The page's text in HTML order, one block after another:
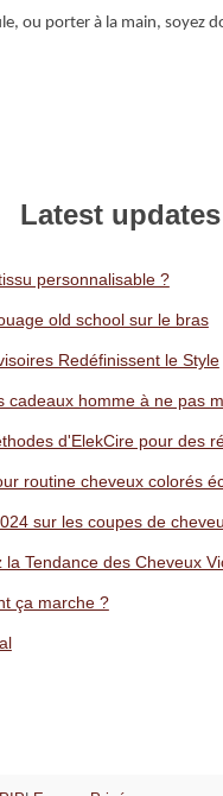
ou porter à la main, soyez
Latest updates
personnalisable ?
old school sur le bras
Redéfinissent le Style
cadeaux homme à ne pas
d'ElekCire pour des
routine cheveux colorés
sur les coupes de
Tendance des Cheveux
ça marche ?